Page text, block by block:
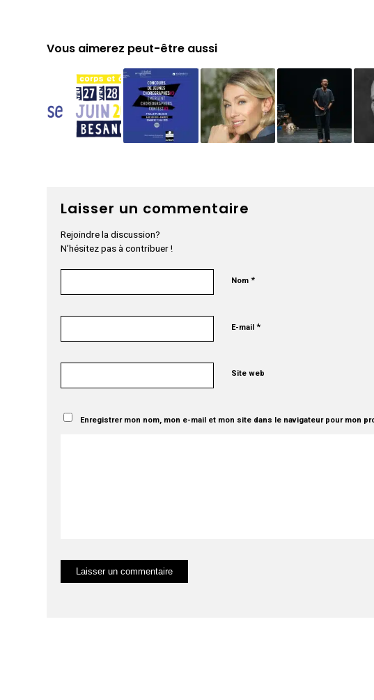
Vous aimerez peut-être aussi
Laisser un commentaire
Rejoindre la discussion?
N’hésitez pas à contribuer !
Nom*
E-mail*
Site web
Enregistrer mon nom, mon e-mail et mon site dans le navigateur pour mon